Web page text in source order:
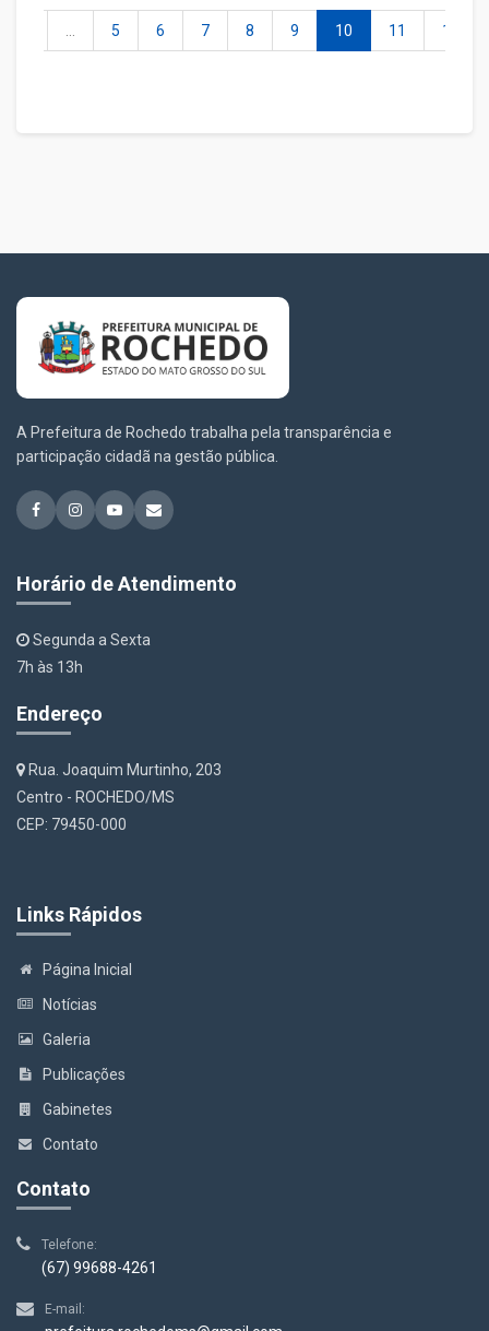
5 6 7 8 9 10 11 12
A Prefeitura de Rochedo trabalha pela transparência e
participação cidadã na gestão pública.
Horário de Atendimento
Segunda a Sexta
7h às 13h
Endereço
Rua. Joaquim Murtinho, 203
Centro - ROCHEDO/MS
CEP: 79450-000
Links Rápidos
Página Inicial
Notícias
Galeria
Publicações
Gabinetes
Contato
Contato
Telefone:
(67) 99688-4261
E-mail: